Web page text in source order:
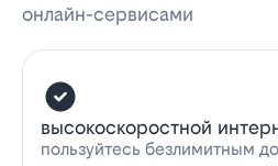
онлайн-сервисами
высокоскоростной
пользуйтесь безлимитным